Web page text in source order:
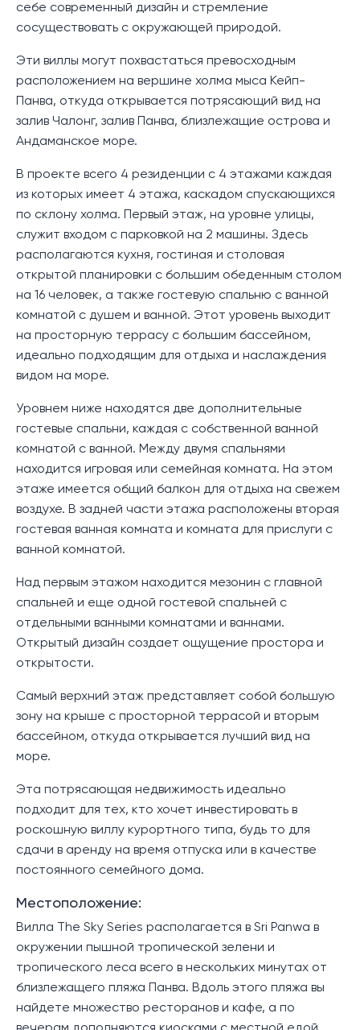
себе современный дизайн и стремление
сосуществовать с окружающей природой.
Эти виллы могут похвастаться превосходным
расположением на вершине холма мыса Кейп-
Панва, откуда открывается потрясающий вид на
залив Чалонг, залив Панва, близлежащие острова и
Андаманское море.
В проекте всего 4 резиденции с 4 этажами каждая
из которых имеет 4 этажа, каскадом спускающихся
по склону холма. Первый этаж, на уровне улицы,
служит входом с парковкой на 2 машины. Здесь
располагаются кухня, гостиная и столовая
открытой планировки с большим обеденным столом
на 16 человек, а также гостевую спальню с ванной
комнатой с душем и ванной. Этот уровень выходит
на просторную террасу с большим бассейном,
идеально подходящим для отдыха и наслаждения
видом на море.
Уровнем ниже находятся две дополнительные
гостевые спальни, каждая с собственной ванной
комнатой с ванной. Между двумя спальнями
находится игровая или семейная комната. На этом
этаже имеется общий балкон для отдыха на свежем
воздухе. В задней части этажа расположены вторая
гостевая ванная комната и комната для прислуги с
ванной комнатой.
Над первым этажом находится мезонин с главной
спальней и еще одной гостевой спальней с
отдельными ванными комнатами и ваннами.
Открытый дизайн создает ощущение простора и
открытости.
Самый верхний этаж представляет собой большую
зону на крыше с просторной террасой и вторым
бассейном, откуда открывается лучший вид на
море.
Эта потрясающая недвижимость идеально
подходит для тех, кто хочет инвестировать в
роскошную виллу курортного типа, будь то для
сдачи в аренду на время отпуска или в качестве
постоянного семейного дома.
Местоположение:
Вилла The Sky Series располагается в Sri Panwa в
окружении пышной тропической зелени и
тропического леса всего в нескольких минутах от
близлежащего пляжа Панва. Вдоль этого пляжа вы
найдете множество ресторанов и кафе, а по